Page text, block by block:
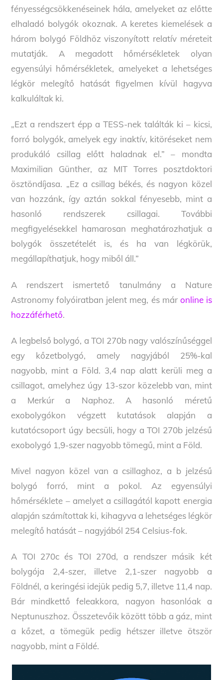
fényességcsökkenéseinek hála, amelyeket az előtte
elhaladó bolygók okoznak. A keretes kiemelések a
három bolygó Földhöz viszonyított relatív méreteit
mutatják. A megadott hőmérsékletek olyan
egyensúlyi hőmérsékletek, amelyeket a lehetséges
légkör melegítő hatását figyelmen kívül hagyva
kalkuláltak ki.
„Ezt a rendszert épp a TESS-nek találták ki – kicsi,
forró bolygók, amelyek egy inaktív, kitöréseket nem
produkáló csillag előtt haladnak el.” – mondta
Maximilian Günther, az MIT Torres posztdoktori
ösztöndíjasa. „Ez a csillag békés, és nagyon közel
van hozzánk, így aztán sokkal fényesebb, mint a
hasonló rendszerek csillagai. További
megfigyelésekkel hamarosan meghatározhatjuk a
bolygók összetételét is, és ha van légkörük,
megállapíthatjuk, hogy miből áll.”
A rendszert ismertető tanulmány a Nature
Astronomy folyóiratban jelent meg, és már online is
hozzáférhető.
A legbelső bolygó, a TOI 270b nagy valószínűséggel
egy kőzetbolygó, amely nagyjából 25%-kal
nagyobb, mint a Föld. 3,4 nap alatt kerüli meg a
csillagot, amelyhez úgy 13-szor közelebb van, mint
a Merkúr a Naphoz. A hasonló méretű
exobolygókon végzett kutatások alapján a
kutatócsoport úgy becsüli, hogy a TOI 270b jelzésű
exobolygó 1,9-szer nagyobb tömegű, mint a Föld.
Mivel nagyon közel van a csillaghoz, a b jelzésű
bolygó forró, mint a pokol. Az egyensúlyi
hőmérséklete – amelyet a csillagától kapott energia
alapján számítottak ki, kihagyva a lehetséges légkör
melegítő hatását – nagyjából 254 Celsius-fok.
A TOI 270c és TOI 270d, a rendszer másik két
bolygója 2,4-szer, illetve 2,1-szer nagyobb a
Földnél, a keringési idejük pedig 5,7, illetve 11,4 nap.
Bár mindkettő feleakkora, nagyon hasonlóak a
Neptunuszhoz. Összetevőik között több a gáz, mint
a kőzet, a tömegük pedig hétszer illetve ötször
nagyobb, mint a Földé.